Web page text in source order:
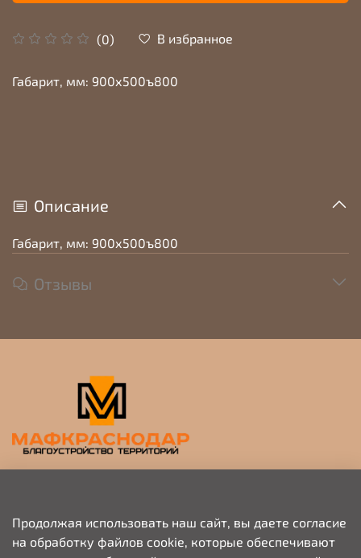
(0) В избранное
Габарит, мм: 900х500ъ800
Описание
Габарит, мм: 900х500ъ800
Отзывы
+79676703333
Продолжая использовать наш сайт, вы даете согласие
на обработку файлов cookie, которые обеспечивают